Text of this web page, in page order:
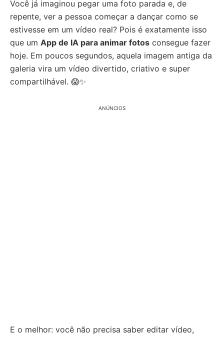
Você já imaginou pegar uma foto parada e, de
repente, ver a pessoa começar a dançar como se
estivesse em um vídeo real? Pois é exatamente isso
que um App de IA para animar fotos consegue fazer
hoje. Em poucos segundos, aquela imagem antiga da
galeria vira um vídeo divertido, criativo e super
compartilhável. 😱✨
ANÚNCIOS
E o melhor: você não precisa saber editar vídeo,